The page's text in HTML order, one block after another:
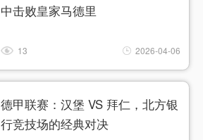
中击败皇家马德里
13 2026-04-06
德甲联赛：汉堡 VS 拜仁，北方银
行竞技场的经典对决